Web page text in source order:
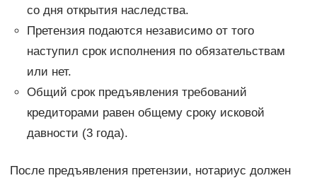
со дня открытия наследства.
Претензия подаются независимо от того
наступил срок исполнения по обязательствам
или нет.
Общий срок предъявления требований
кредиторами равен общему сроку исковой
давности (3 года).
После предъявления претензии, нотариус должен